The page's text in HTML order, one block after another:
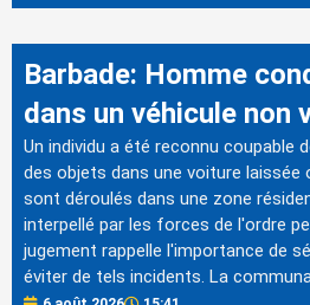
Barbade: Homme
dans un véhicule non
Un individu a été reconnu coupable
des objets dans une voiture laissée
sont déroulés dans une zone
interpellé par les forces de l'ordre
jugement rappelle l'importance de
éviter de tels incidents. La